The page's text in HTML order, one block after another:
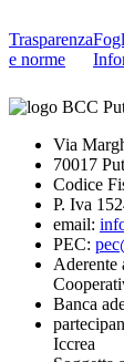
Trasparenza
e norme
Via
70017
Codice
P. Iva
email:
PEC:
Aderente
Banca
Iccrea